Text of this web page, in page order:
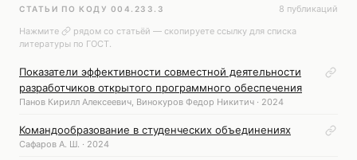
СТАТЬИ ПО КОДУ 004.233.3
8 публикаций
Нажмите
рядом со статьёй — скопируете ссылку для списка
литературы по ГОСТ.
Показатели эффективности совместной деятельности
разработчиков открытого программного обеспечения
Панов Кирилл Алексеевич, Винокуров Федор Никитич · 2024
Командообразование в студенческих объединениях
Cафаров А. Ш. · 2024